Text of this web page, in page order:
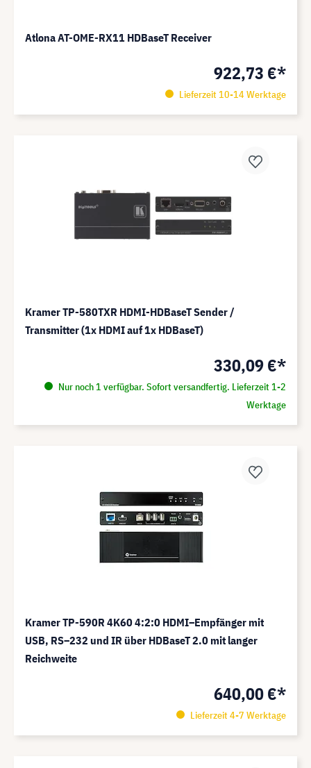
Atlona AT-OME-RX11 HDBaseT Receiver
922,73 €*
Lieferzeit 10-14 Werktage
Kramer TP-580TXR HDMI-HDBaseT Sender /
Transmitter (1x HDMI auf 1x HDBaseT)
330,09 €*
Nur noch 1 verfügbar. Sofort versandfertig. Lieferzeit 1-2
Werktage
Kramer TP-590R 4K60 4:2:0 HDMI–Empfänger mit
USB, RS–232 und IR über HDBaseT 2.0 mit langer
Reichweite
640,00 €*
Lieferzeit 4-7 Werktage